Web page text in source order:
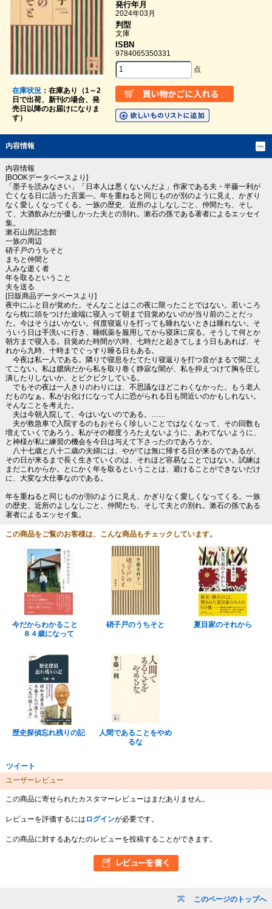
このページのトップへ
在庫状況：在庫あり（1～2
日で出荷、新刊の場合、発
売日以降のお届けになりま
す）
発行年月
2024年03月
判型
文庫
ISBN
9784065350331
点
内容情報
内容情報
[BOOKデータベースより]
「墨子を読みなさい」「日本人は悪くないんだよ」作家である夫・半藤一利が
亡くなる日に語った言葉―。年を重ねると同じものが別のように見え、かぎり
なく愛しくなってくる。一族の歴史、近所のよしなしごと、仲間たち、そし
て、大酒飲みだが優しかった夫との別れ。漱石の孫である著者によるエッセイ
集。
漱石山房記念館
一族の周辺
硝子戸のうちそと
まちと仲間と
人みな逝く者
年を取るということ
夫を送る
[日販商品データベースより]
夜中にふと目が覚めた。そんなことはこの夜に限ったことではない。若いころ
なら枕に頭をつけた途端に寝入って朝まで目覚めないのが当り前のことだっ
た。今はそうはいかない。何度寝返りを打っても睡れないときは睡れない。そ
ういう日は手洗いに行き、睡眠薬を服用してから寝床に戻る。そうして何とか
朝方まで寝入る。目覚めた時間が六時、七時だと起きてしまう日もあれば、そ
れから九時、十時までぐっすり睡る日もある。
今夜は私一人である。隣りで寝息をたてたり寝返りを打つ音がまるで聞こえ
てこない。私は臆病だから私を取り巻く静寂な闇が、私を抑えつけて胸を圧し
潰したりしないか、とビクビクしている。
でもその夜は一人きりのわりには、不思議なほどこわくなかった。もう老人
だものなぁ。私がお化けになって人に恐がられる日も間近いのかもしれない。
そんなことを考えた。
夫は今朝入院して、今はいないのである。……
夫が救急車で入院するのもおそらく珍しいことではなくなって、その回数も
増えていくであろう。私がその都度うろたえないように、あわてないように、
と神様が私に練習の機会を今日は与えて下さったのであろうか。
八十七歳と八十二歳の夫婦には、やがては無に帰する日が来るのであるが、
その日が来るまで長く生きていくのは、それほど容易なことではない。試練は
まだこれからか。とにかく年を取るということは、避けることができないだけ
に、大変な大仕事なのである。
年を重ねると同じものが別のように見え、かぎりなく愛しくなってくる。一族
の歴史、近所のよしなしごと、仲間たち、そして夫との別れ。漱石の孫である
著者によるエッセイ集。
この商品をご覧のお客様は、こんな商品もチェックしています。
今だからわかること
８４歳になって
硝子戸のうちそと 夏目家のそれから
歴史探偵忘れ残りの記
人間であることをやめ
るな
ツイート
ユーザーレビュー
この商品に寄せられたカスタマーレビューはまだありません。
レビューを評価するには ログインが必要です。
この商品に対するあなたのレビューを投稿することができます。